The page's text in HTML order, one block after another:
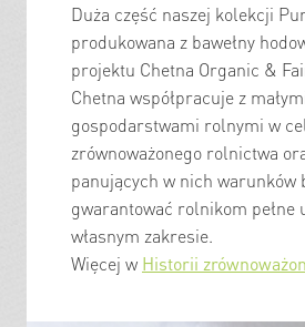
Duża część naszej kolekcji
produkowana z bawełny
projektu Chetna Organic &
Chetna współpracuje z
gospodarstwami rolnymi w
zrównoważonego rolnictwa
panujących w nich warunków
gwarantować rolnikom pełne
własnym zakresie.
Więcej w Historii